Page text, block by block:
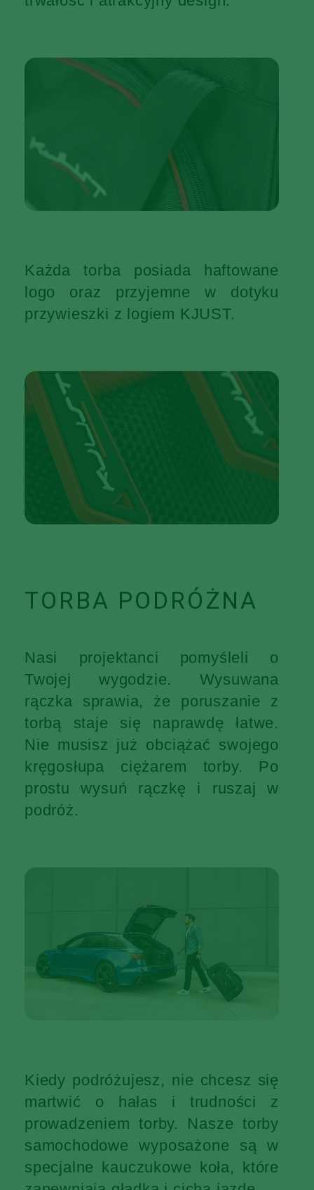
Każda torba posiada haftowane
logo oraz przyjemne w dotyku
przywieszki z logiem KJUST.
TORBA PODRÓŻNA
Nasi projektanci pomyśleli o
Twojej wygodzie. Wysuwana
rączka sprawia, że poruszanie z
torbą staje się naprawdę łatwe.
Nie musisz już obciążać swojego
kręgosłupa ciężarem torby. Po
prostu wysuń rączkę i ruszaj w
podróż.
Kiedy podróżujesz, nie chcesz się
martwić o hałas i trudności z
prowadzeniem torby. Nasze torby
samochodowe wyposażone są w
specjalne kauczukowe koła, które